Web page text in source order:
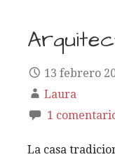
13 febrero
Laura
1
La casa